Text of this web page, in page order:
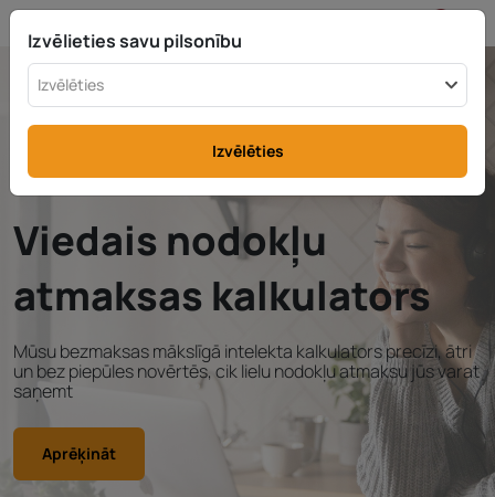
Jaunums!
Viedais nodokļu
atmaksas kalkulators
Mūsu bezmaksas mākslīgā intelekta kalkulators precīzi, ātri
un bez piepūles novērtēs, cik lielu nodokļu atmaksu jūs varat
saņemt
Aprēķināt
Izvēlieties savu pilsonību
Izvēlēties
Izvēlēties